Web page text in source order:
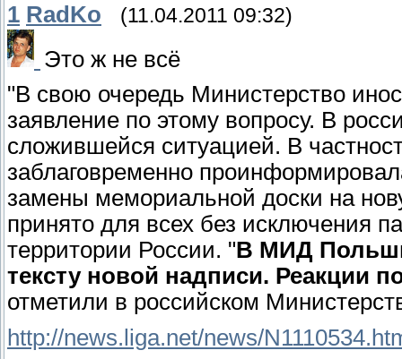
1 RadKo (11.04.2011 09:32)
Это ж не всё
"В свою очередь Министерство
заявление по этому вопросу. В
сложившейся ситуацией. В
заблаговременно
замены мемориальной доски на
принято для всех без исключения
территории России. "В МИД
тексту новой надписи. Реакции
отметили в российском
http://news.liga.net/news/